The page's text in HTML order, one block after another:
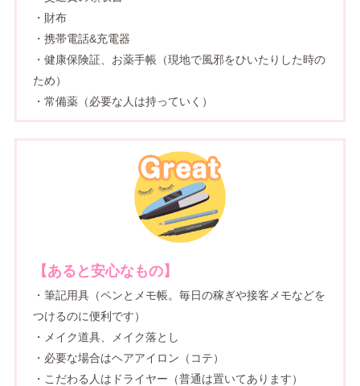
・財布
・携帯電話&充電器
・健康保険証、お薬手帳（現地で風邪をひいたりした時の
ため）
・常備薬（必要な人は持っていく）
【あると安心なもの】
・筆記用具（ペンとメモ帳。毎日の稼ぎや接客メモなどを
つけるのに便利です）
・メイク道具、メイク落とし
・必要な場合はヘアアイロン（コテ）
・こだわる人はドライヤー（普通は置いてあります）